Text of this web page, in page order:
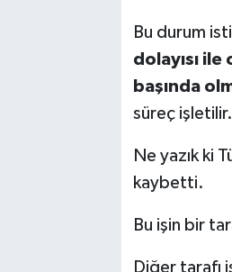
Bu durum
dolayısı
başında
süreç işletilir.
Ne yazık ki
kaybetti.
Bu işin bir
Diğer tarafı